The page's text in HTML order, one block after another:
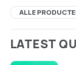
ALLE
LATEST